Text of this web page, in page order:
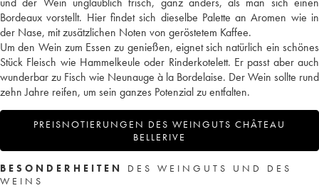
Bordeaux vorstellt. Hier findet sich dieselbe Palette an Aromen wie in
der Nase, mit zusätzlichen Noten von geröstetem Kaffee.
Um den Wein zum Essen zu genießen, eignet sich natürlich ein schönes
Stück Fleisch wie Hammelkeule oder Rinderkotelett. Er passt aber auch
wunderbar zu Fisch wie Neunauge à la Bordelaise. Der Wein sollte rund
zehn Jahre reifen, um sein ganzes Potenzial zu entfalten.
PREISNOTIERUNGEN DES WEINGUTS CHÂTEAU
BELLERIVE
BESONDERHEITEN
DES WEINGUTS UND DES
WEINS